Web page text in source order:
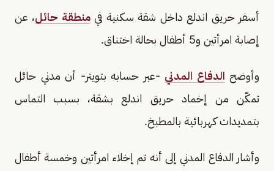
أسفر حريق اندلع داخل شقة سكنية فيمنطقة حائل، عن
إصابة امرأتين و5 أطفال بحالة اختناق.
وأوضح الدفاع المدني -عبر حسابه بتويتر- أن مدني حائل
تمكّن من إخماد حريق اندلع بشقة، بسبب التماس
بتمديدات كهربائية بالمطبخ.
وأشار الدفاع المدني إلى أنه تم إخلاء امرأتين وخمسة أطفال